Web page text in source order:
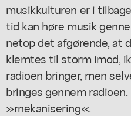
musikkulturen er i
tid kan høre musik
netop det afgørende, at
klemtes til storm imod,
radioen bringer, men
bringes gennem
»rnekanisering«.